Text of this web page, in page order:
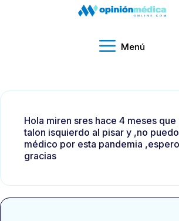
Menú
Hola miren sres hace 4 meses
talon isquierdo al pisar y ,no
médico por esta pandemia
gracias